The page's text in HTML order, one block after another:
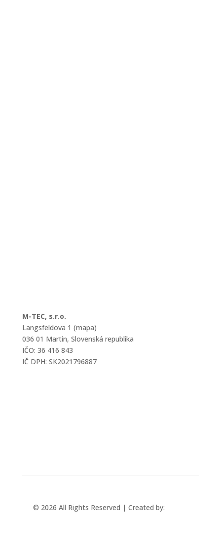
M-TEC, s.r.o.
Langsfeldova 1 (mapa)
036 01 Martin, Slovenská republika
IČO: 36 416 843
IČ DPH: SK2021796887
© 2026 All Rights Reserved | Created by: